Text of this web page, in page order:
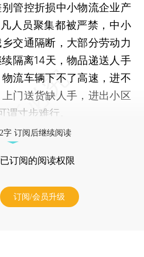
管控折损中小物流企业产
人员聚集都被严禁，中小
交通隔断，大部分劳动力
隔离14天，物品递送人手
流车辆下不了高速，进不
门送货缺人手，进出小区
谓寸步难行。
字 订阅后继续阅读
订阅的阅读权限
订阅/会员升级